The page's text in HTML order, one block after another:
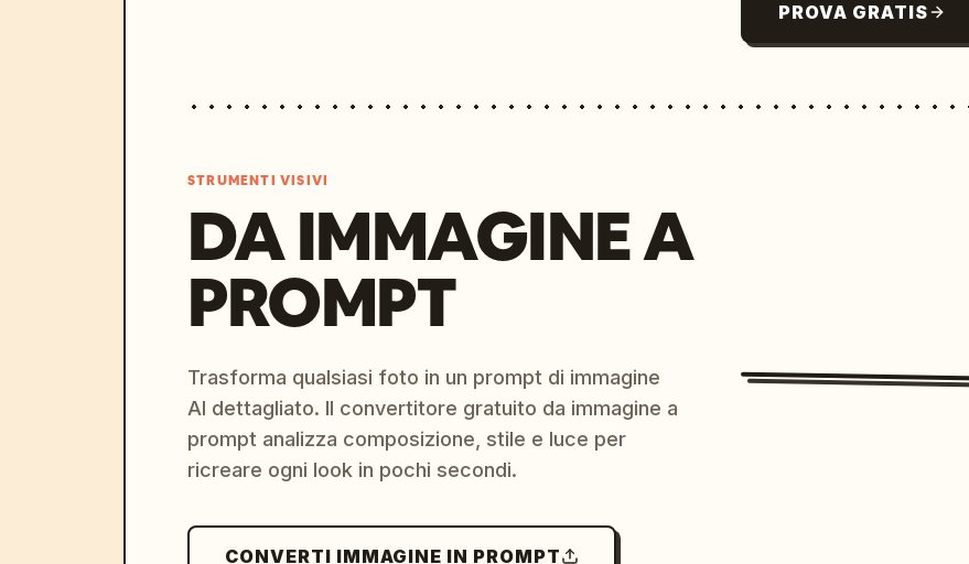
PROVA GRATIS
STRUMENTI VISIVI
DA IMMAGINE A
PROMPT
Trasforma qualsiasi foto in un prompt di immagine
AI dettagliato. Il convertitore gratuito da immagine a
prompt analizza composizione, stile e luce per
ricreare ogni look in pochi secondi.
CONVERTI IMMAGINE IN PROMPT